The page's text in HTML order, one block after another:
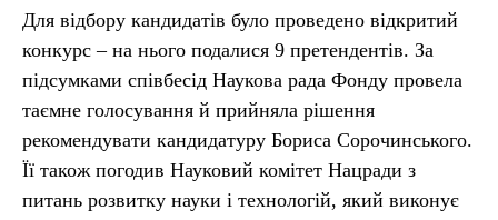
Для відбору кандидатів було проведено відкритий
конкурс – на нього подалися 9 претендентів. За
підсумками співбесід Наукова рада Фонду провела
таємне голосування й прийняла рішення
рекомендувати кандидатуру Бориса Сорочинського.
Її також погодив Науковий комітет Нацради з
питань розвитку науки і технологій, який виконує